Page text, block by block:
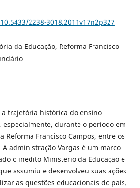
2238-3018.2011v17n2p327
da Educação, Reforma Francisco
trajetória histórica do ensino
especialmente, durante o período em
Reforma Francisco Campos, entre os
A administração Vargas é um marco
o inédito Ministério da Educação e
assumiu e desenvolveu suas ações
as questões educacionais do país.